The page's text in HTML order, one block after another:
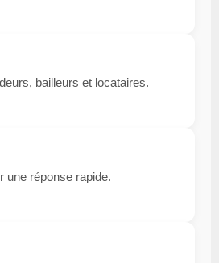
bailleurs et locataires.
une réponse rapide.